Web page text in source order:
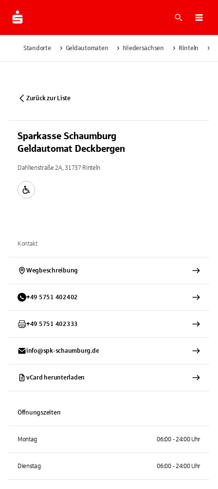
Suche
Standorte Geldautomaten Niedersachsen Rinteln
Zurück zur Liste
Sparkasse Schaumburg
Geldautomat Deckbergen
Dahlienstraße 2A, 31737 Rinteln
Kontakt
Wegbeschreibung
+49 5751 402402
+49 5751 402333
info@spk-schaumburg.de
vCard herunterladen
Öffnungszeiten
Montag 06:00 - 24:00 Uhr
Dienstag 06:00 - 24:00 Uhr